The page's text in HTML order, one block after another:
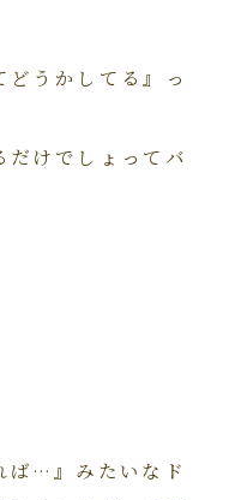
どうかしてる』っ
だけでしょってバ
ば…』みたいなド